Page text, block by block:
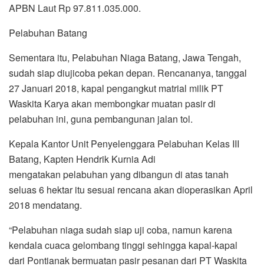
APBN Laut Rp 97.811.035.000.
Pelabuhan Batang
Sementara itu, Pelabuhan Niaga Batang, Jawa Tengah,
sudah siap diujicoba pekan depan. Rencananya, tanggal
27 Januari 2018, kapal pengangkut matrial milik PT
Waskita Karya akan membongkar muatan pasir di
pelabuhan ini, guna pembangunan jalan tol.
Kepala Kantor Unit Penyelenggara Pelabuhan Kelas III
Batang, Kapten Hendrik Kurnia Adi
mengatakan pelabuhan yang dibangun di atas tanah
seluas 6 hektar itu sesuai rencana akan dioperasikan April
2018 mendatang.
“Pelabuhan niaga sudah siap uji coba, namun karena
kendala cuaca gelombang tinggi sehingga kapal-kapal
dari Pontianak bermuatan pasir pesanan dari PT Waskita